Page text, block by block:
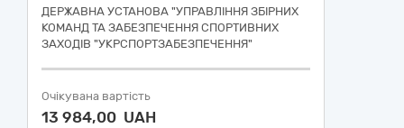
ДЕРЖАВНА УСТАНОВА "УПРАВЛІННЯ ЗБІРНИХ
КОМАНД ТА ЗАБЕЗПЕЧЕННЯ СПОРТИВНИХ
ЗАХОДІВ "УКРСПОРТЗАБЕЗПЕЧЕННЯ"
Очікувана вартість
13 984,00 UAH